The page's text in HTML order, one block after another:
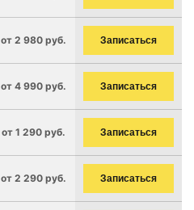
от 2 980 руб. Записаться
от 4 990 руб. Записаться
от 1 290 руб. Записаться
от 2 290 руб. Записаться